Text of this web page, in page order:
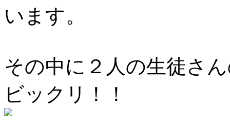
います。
その中に２人の生徒さ
ビックリ！！